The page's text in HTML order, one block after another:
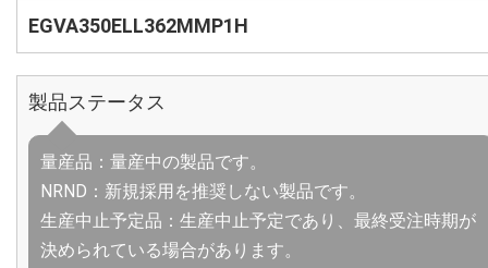
EGVA350ELL362MMP1H
製品ステータス
量産品：量産中の製品です。
NRND：新規採用を推奨しない製品です。
生産中止予定品：生産中止予定であり、最終受注時期が
決められている場合があります。